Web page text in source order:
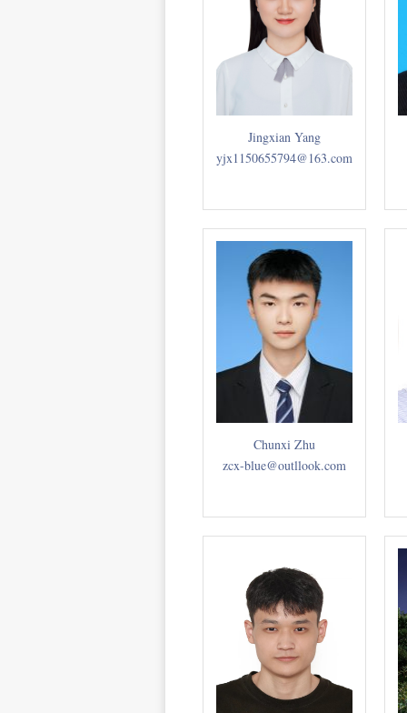
Jingxian Yang
yjx1150655794@163.com
Chunxi Zhu
zcx-blue@outllook.com